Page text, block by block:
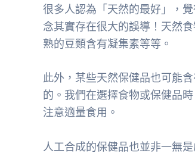
很多人認為「天然的最好」，
念其實存在很大的誤導！天然
熟的豆類含有凝集素等等。
此外，某些天然保健品也可能
的。我們在選擇食物或保健品
注意適量食用。
人工合成的保健品也並非一無